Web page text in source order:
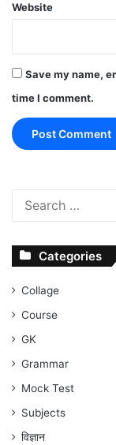
Website
Save my name,
time I comment.
Categories
Collage
Course
GK
Grammar
Mock Test
Subjects
विज्ञान